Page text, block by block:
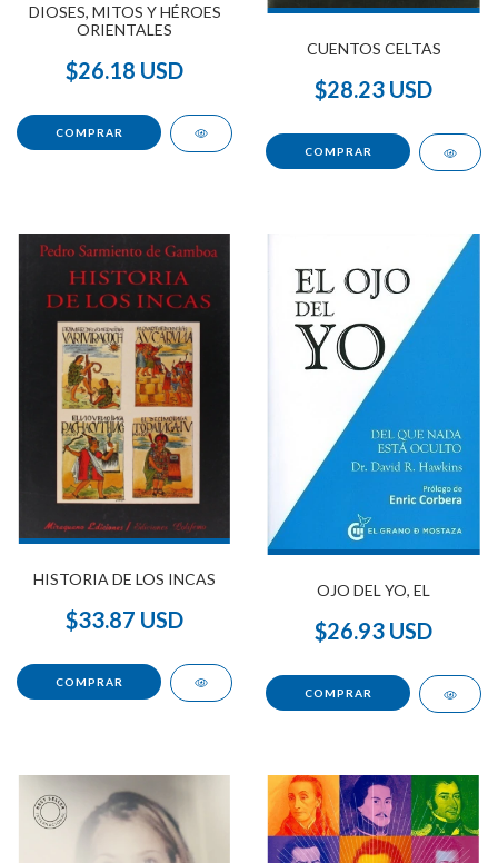
DIOSES, MITOS Y HÉROES
ORIENTALES
$26.18 USD
CUENTOS CELTAS
$28.23 USD
HISTORIA DE LOS INCAS
$33.87 USD
OJO DEL YO, EL
$26.93 USD